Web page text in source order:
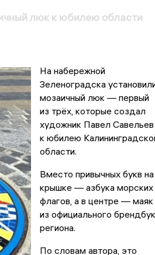
люк к юбилею области
На набережной
Зеленоградска
мозаичный люк — первый
из трёх, которые создал
художник Павел Савельев
к юбилею
области.
Вместо привычных букв на
крышке — азбука морских
флагов, а в центре — маяк
из официального
региона.
По словам автора, это